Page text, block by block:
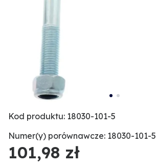
Kod produktu: 18030-101-5
Numer(y) porównawcze: 18030-101-5
101,98 zł